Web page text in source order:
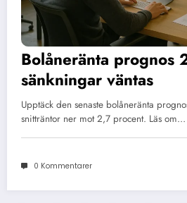
Bolåneränta prognos
sänkningar väntas
Upptäck den senaste bolåneränta
snitträntor ner mot 2,7 procent. Läs om…
0 Kommentarer